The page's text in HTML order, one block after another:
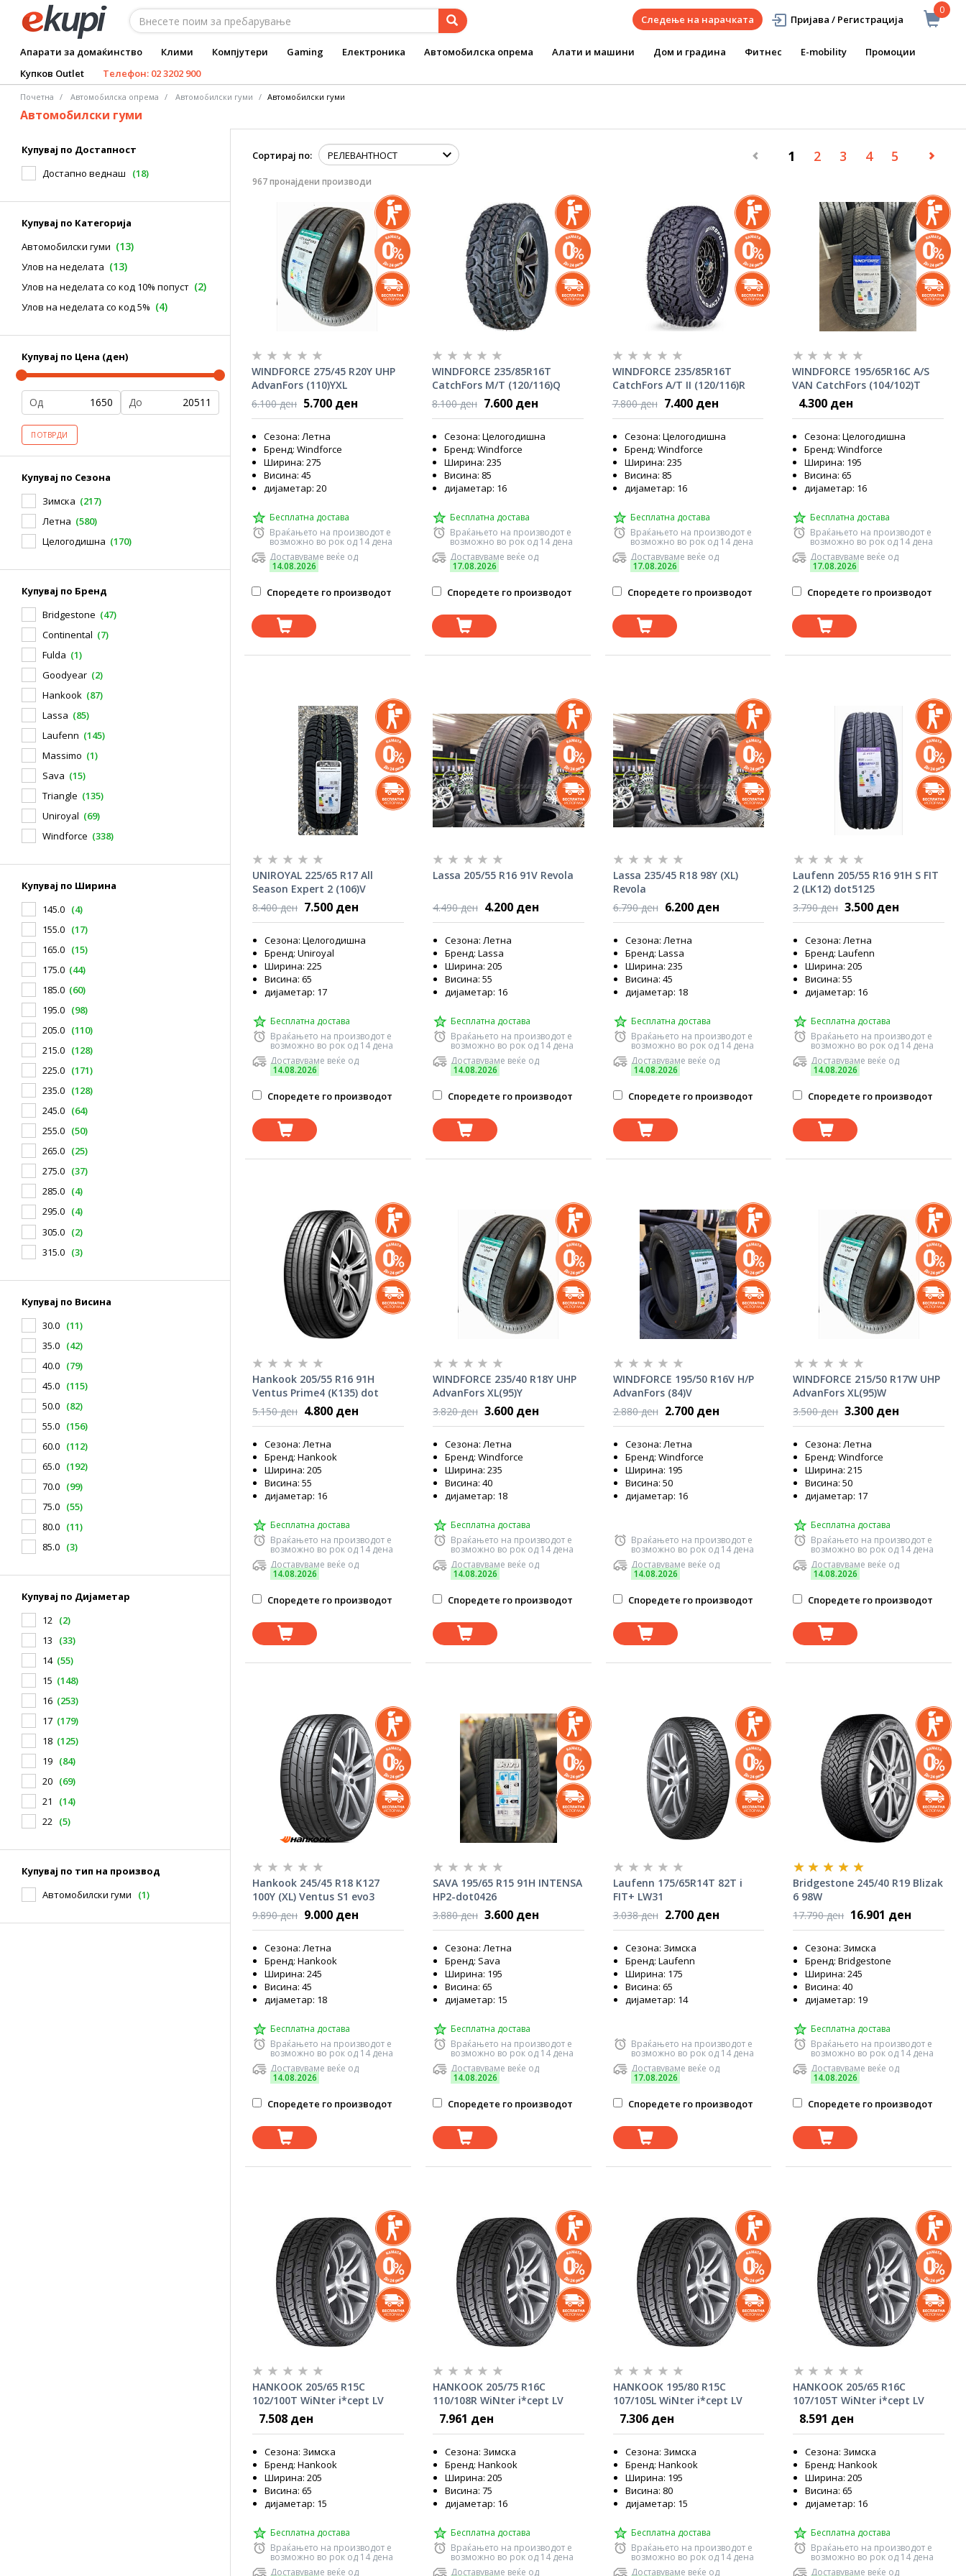
0
Следење на нарачката Пријава / Регистрација
Апарати за домаќинство Клими Компјутери Gaming Електроника Автомобилска опрема Алати и машини Дом и градина Фитнес E-mobility
Промоции
Купков Outlet
Телефон: 02 3202 900
Почетна Автомобилска опрема Aвтомобилски гуми Автомобилски гуми
Автомобилски гуми
Купувај по Достапност
Достапно веднаш
(18)
Купувај по Категорија
Автомобилски гуми (13)
Улов на неделата (13)
Улов на неделата со код 10% попуст (2)
Улов на неделата со код 5% (4)
Купувај по Цена (ден)
Од До
ПОТВРДИ
Купувај по Сезона
Зимска (217)
Летна (580)
Целогодишна (170)
Купувај по Бренд
Bridgestone (47)
Continental (7)
Fulda (1)
Goodyear (2)
Hankook (87)
Lassa (85)
Laufenn (145)
Massimo (1)
Sava (15)
Triangle (135)
Uniroyal (69)
Windforce (338)
Купувај по Ширина
145.0 (4)
155.0 (17)
165.0 (15)
175.0 (44)
185.0 (60)
195.0 (98)
205.0 (110)
215.0 (128)
225.0 (171)
235.0 (128)
245.0 (64)
255.0 (50)
265.0 (25)
275.0 (37)
285.0 (4)
295.0 (4)
305.0 (2)
315.0 (3)
Купувај по Висина
30.0 (11)
35.0 (42)
40.0 (79)
45.0 (115)
50.0 (82)
55.0 (156)
60.0 (112)
65.0 (192)
70.0 (99)
75.0 (55)
80.0 (11)
85.0 (3)
Купувај по Дијаметар
12 (2)
13
(33)
14 (55)
15 (148)
16 (253)
17 (179)
18 (125)
19 (84)
20 (69)
21
(14)
22 (5)
Купувај по тип на производ
Автомобилски гуми
(1)
Сортирај по: 1 2 3 4 5
967 пронајдени производи
WINDFORCE 275/45 R20Y UHP
AdvanFors (110)YXL
6.100 ден 5.700 ден
Сезона: Летна
Бренд: Windforce
Ширина: 275
Висина: 45
дијаметар: 20
Бесплатна достава
Враќањето на производот е
возможно во рок од 14 дена
Доставуваме веќе од
14.08.2026
Споредете го производот
WINDFORCE 235/85R16T
CatchFors M/T (120/116)Q
8.100 ден 7.600 ден
Сезона: Целогодишна
Бренд: Windforce
Ширина: 235
Висина: 85
дијаметар: 16
Бесплатна достава
Враќањето на производот е
возможно во рок од 14 дена
Доставуваме веќе од
17.08.2026
Споредете го производот
WINDFORCE 235/85R16T
CatchFors A/T II (120/116)R
7.800 ден 7.400 ден
Сезона: Целогодишна
Бренд: Windforce
Ширина: 235
Висина: 85
дијаметар: 16
Бесплатна достава
Враќањето на производот е
возможно во рок од 14 дена
Доставуваме веќе од
17.08.2026
Споредете го производот
WINDFORCE 195/65R16C A/S
VAN CatchFors (104/102)T
4.300 ден
Сезона: Целогодишна
Бренд: Windforce
Ширина: 195
Висина: 65
дијаметар: 16
Бесплатна достава
Враќањето на производот е
возможно во рок од 14 дена
Доставуваме веќе од
17.08.2026
Споредете го производот
UNIROYAL 225/65 R17 All
Season Expert 2 (106)V
8.400 ден 7.500 ден
Сезона: Целогодишна
Бренд: Uniroyal
Ширина: 225
Висина: 65
дијаметар: 17
Бесплатна достава
Враќањето на производот е
возможно во рок од 14 дена
Доставуваме веќе од
14.08.2026
Споредете го производот
Lassa 205/55 R16 91V Revola
4.490 ден 4.200 ден
Сезона: Летна
Бренд: Lassa
Ширина: 205
Висина: 55
дијаметар: 16
Бесплатна достава
Враќањето на производот е
возможно во рок од 14 дена
Доставуваме веќе од
14.08.2026
Споредете го производот
Lassa 235/45 R18 98Y (XL)
Revola
6.790 ден 6.200 ден
Сезона: Летна
Бренд: Lassa
Ширина: 235
Висина: 45
дијаметар: 18
Бесплатна достава
Враќањето на производот е
возможно во рок од 14 дена
Доставуваме веќе од
14.08.2026
Споредете го производот
Laufenn 205/55 R16 91H S FIT
2 (LK12) dot5125
3.790 ден 3.500 ден
Сезона: Летна
Бренд: Laufenn
Ширина: 205
Висина: 55
дијаметар: 16
Бесплатна достава
Враќањето на производот е
возможно во рок од 14 дена
Доставуваме веќе од
14.08.2026
Споредете го производот
Hankook 205/55 R16 91H
Ventus Prime4 (K135) dot
1126
5.150 ден 4.800 ден
Сезона: Летна
Бренд: Hankook
Ширина: 205
Висина: 55
дијаметар: 16
Бесплатна достава
Враќањето на производот е
возможно во рок од 14 дена
Доставуваме веќе од
14.08.2026
Споредете го производот
WINDFORCE 235/40 R18Y UHP
AdvanFors XL(95)Y
3.820 ден 3.600 ден
Сезона: Летна
Бренд: Windforce
Ширина: 235
Висина: 40
дијаметар: 18
Бесплатна достава
Враќањето на производот е
возможно во рок од 14 дена
Доставуваме веќе од
14.08.2026
Споредете го производот
WINDFORCE 195/50 R16V H/P
AdvanFors (84)V
2.880 ден 2.700 ден
Сезона: Летна
Бренд: Windforce
Ширина: 195
Висина: 50
дијаметар: 16
Враќањето на производот е
возможно во рок од 14 дена
Доставуваме веќе од
14.08.2026
Споредете го производот
WINDFORCE 215/50 R17W UHP
AdvanFors XL(95)W
3.500 ден 3.300 ден
Сезона: Летна
Бренд: Windforce
Ширина: 215
Висина: 50
дијаметар: 17
Бесплатна достава
Враќањето на производот е
возможно во рок од 14 дена
Доставуваме веќе од
14.08.2026
Споредете го производот
Hankook 245/45 R18 K127
100Y (XL) Ventus S1 evo3
9.890 ден 9.000 ден
Сезона: Летна
Бренд: Hankook
Ширина: 245
Висина: 45
дијаметар: 18
Бесплатна достава
Враќањето на производот е
возможно во рок од 14 дена
Доставуваме веќе од
14.08.2026
Споредете го производот
SAVA 195/65 R15 91H INTENSA
HP2-dot0426
3.880 ден 3.600 ден
Сезона: Летна
Бренд: Sava
Ширина: 195
Висина: 65
дијаметар: 15
Бесплатна достава
Враќањето на производот е
возможно во рок од 14 дена
Доставуваме веќе од
14.08.2026
Споредете го производот
Laufenn 175/65R14T 82T i
FIT+ LW31
3.038 ден 2.700 ден
Сезона: Зимска
Бренд: Laufenn
Ширина: 175
Висина: 65
дијаметар: 14
Враќањето на производот е
возможно во рок од 14 дена
Доставуваме веќе од
17.08.2026
Споредете го производот
Bridgestone 245/40 R19 Blizak
6 98W
17.790 ден 16.901 ден
Сезона: Зимска
Бренд: Bridgestone
Ширина: 245
Висина: 40
дијаметар: 19
Бесплатна достава
Враќањето на производот е
возможно во рок од 14 дена
Доставуваме веќе од
14.08.2026
Споредете го производот
HANKOOK 205/65 R15C
102/100T WiNter i*cept LV
RW12
7.508 ден
Сезона: Зимска
Бренд: Hankook
Ширина: 205
Висина: 65
дијаметар: 15
Бесплатна достава
Враќањето на производот е
возможно во рок од 14 дена
Доставуваме веќе од
HANKOOK 205/75 R16C
110/108R WiNter i*cept LV
RW12
7.961 ден
Сезона: Зимска
Бренд: Hankook
Ширина: 205
Висина: 75
дијаметар: 16
Бесплатна достава
Враќањето на производот е
возможно во рок од 14 дена
Доставуваме веќе од
HANKOOK 195/80 R15C
107/105L WiNter i*cept LV
RW12
7.306 ден
Сезона: Зимска
Бренд: Hankook
Ширина: 195
Висина: 80
дијаметар: 15
Бесплатна достава
Враќањето на производот е
возможно во рок од 14 дена
Доставуваме веќе од
HANKOOK 205/65 R16C
107/105T WiNter i*cept LV
RW12
8.591 ден
Сезона: Зимска
Бренд: Hankook
Ширина: 205
Висина: 65
дијаметар: 16
Бесплатна достава
Враќањето на производот е
возможно во рок од 14 дена
Доставуваме веќе од